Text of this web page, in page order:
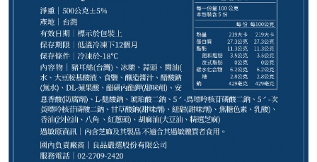
NT$280NT$ 350
8折
剩15